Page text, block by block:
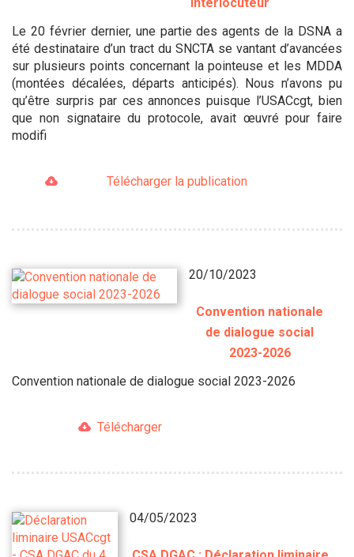
Le 20 février dernier, une partie des agents de la DSNA a
été destinataire d’un tract du SNCTA se vantant d’avancées
sur plusieurs points concernant la pointeuse et les MDDA
(montées décalées, départs anticipés). Nous n’avons pu
qu’être surpris par ces annonces puisque l’USACcgt, bien
que non signataire du protocole, avait œuvré pour faire
modifi
Télécharger la publication
20/10/2023
Convention nationale
de dialogue social
2023-2026
Convention nationale de dialogue social 2023-2026
Télécharger
04/05/2023